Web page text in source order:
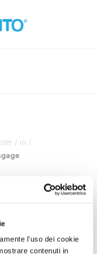
l'uso dei cookie
contenuti in
In